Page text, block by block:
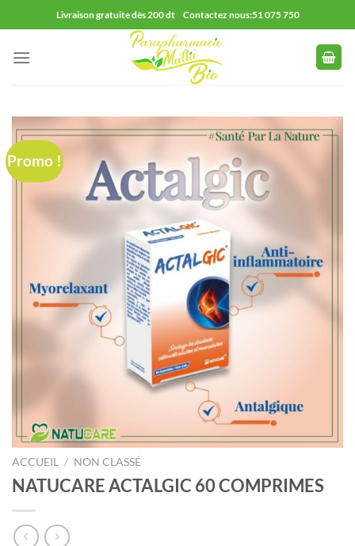
au
contenu
Livraison gratuite dès 200 dt Contactez nous:51 075 750
Promo !
ACCUEIL / NON CLASSÉ
NATUCARE ACTALGIC 60 COMPRIMES